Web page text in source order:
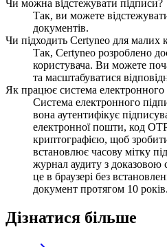
Чи можна відстежувати підписи?
Так, ви можете
документів.
Чи підходить Certyneo для малих
Так, Certyneo розроблено
користувача. Ви можете
та масштабуватися
Як працює система електронного
Система електронного
вона аутентифікує
електронної пошти, код
криптографією, щоб
встановлює часову мітку
журнал аудиту з доказовою
це в браузері без
документ протягом 10 років.
Дізнатися більше